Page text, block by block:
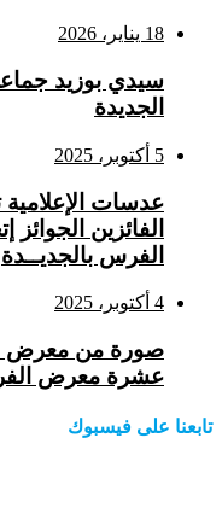
18 يناير، 2026
سيدي بوزيد
الجديدة
5 أكتوبر، 2025
عدسات الإعلامية
الفائزين
الفرس بالجديــدة
4 أكتوبر، 2025
صورة من معرض
عشرة معرض
تابعنا على فيسبوك